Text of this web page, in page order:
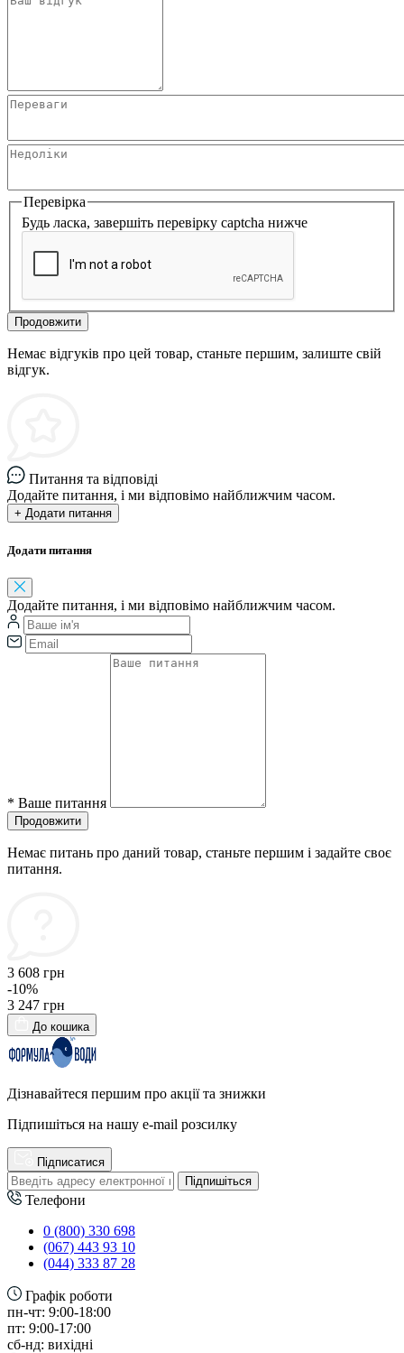
Перевірка
Будь ласка, завершіть перевірку captcha нижче
Продовжити
Немає відгуків про цей товар, станьте першим, залиште свій
відгук.
Питання та відповіді
Додайте питання, і ми відповімо найближчим часом.
+ Додати питання
Додати питання
Додайте питання, і ми відповімо найближчим часом.
* Ваше питання
Продовжити
Немає питань про даний товар, станьте першим і задайте своє
питання.
3 608 грн
-10%
3 247 грн
До кошика
Дізнавайтеся першим про акції та знижки
Підпишіться на нашу e-mail розсилку
Підписатися
Підпишіться
Телефони
0 (800) 330 698
(067) 443 93 10
(044) 333 87 28
Графік роботи
пн-чт: 9:00-18:00
пт: 9:00-17:00
сб-нд: вихідні